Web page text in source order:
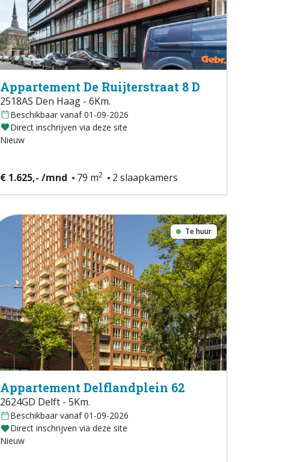
Appartement De Ruijterstraat 8 D
2518AS Den Haag - 6Km.
Beschikbaar vanaf 01-09-2026
Direct inschrijven via deze site
Nieuw
€ 1.625,- /mnd 79 m2 2 slaapkamers
Te huur
Appartement Delflandplein 62
2624GD Delft - 5Km.
Beschikbaar vanaf 01-09-2026
Direct inschrijven via deze site
Nieuw